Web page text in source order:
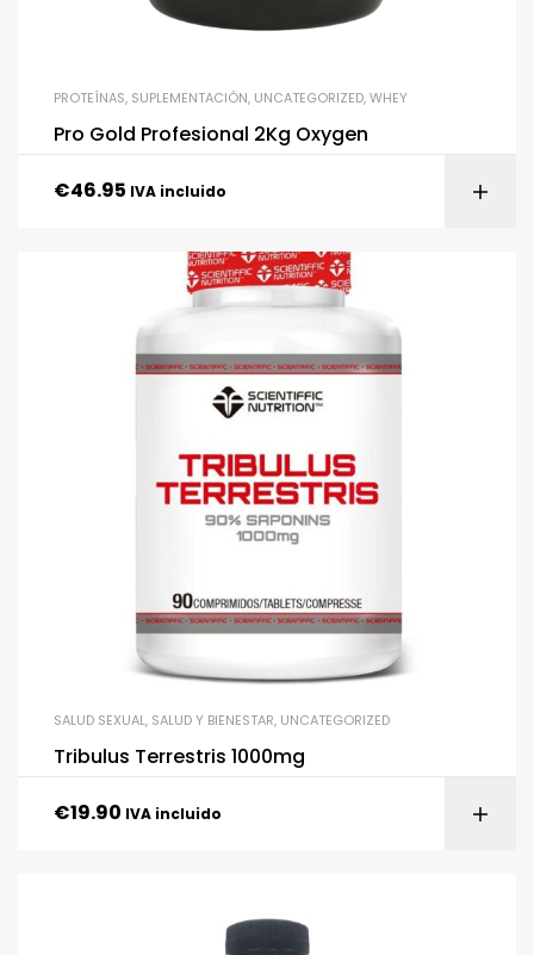
PROTEÍNAS, SUPLEMENTACIÓN, UNCATEGORIZED,WHEY
Pro Gold Profesional 2Kg Oxygen
€46.95 IVA incluido
SALUD SEXUAL, SALUD Y BIENESTAR, UNCATEGORIZED
Tribulus Terrestris 1000mg
€19.90 IVA incluido